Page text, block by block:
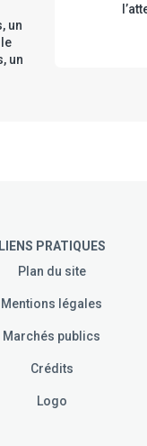
un
un
LIENS PRATIQUES
Plan du site
Mentions légales
Marchés publics
Crédits
Logo